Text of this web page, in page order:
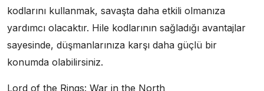
kodlarını kullanmak, savaşta daha etkili olmanıza
yardımcı olacaktır. Hile kodlarının sağladığı avantajlar
sayesinde, düşmanlarınıza karşı daha güçlü bir
konumda olabilirsiniz.
Lord of the Rings: War in the North